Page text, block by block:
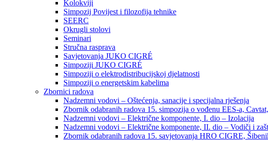
Kolokviji​
Simpozij Povijest i filozofija tehnike
SEERC
Okrugli stolovi
Seminari​
Stručna rasprava​
Savjetovanja JUKO CIGRÉ
Simpoziji JUKO CIGRÉ
Simpoziji o elektrodistribucijskoj djelatnosti
Simpoziji o energetskim kabelima
Zbornici radova
Nadzemni vodovi – Oštećenja, sanacije i specijalna rješenja
Zbornik odabranih radova 15. simpozija o vođenu EES-a,
Nadzemni vodovi – Električne komponente, I. dio – Izolacija
Nadzemni vodovi – Električne komponente, II. dio – Vodiči i
Zbornik odabranih radova 15. savjetovanja HRO CIGRE,